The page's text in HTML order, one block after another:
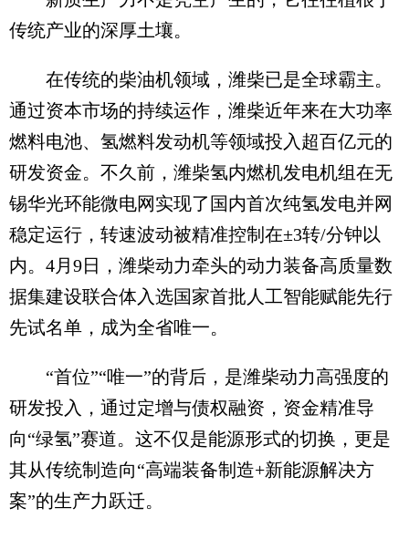
传统产业的深厚土壤。
在传统的柴油机领域，潍柴已是全球霸主。
通过资本市场的持续运作，潍柴近年来在大功率
燃料电池、氢燃料发动机等领域投入超百亿元的
研发资金。不久前，潍柴氢内燃机发电机组在无
锡华光环能微电网实现了国内首次纯氢发电并网
稳定运行，转速波动被精准控制在±3转/分钟以
内。4月9日，潍柴动力牵头的动力装备高质量数
据集建设联合体入选国家首批人工智能赋能先行
先试名单，成为全省唯一。
“首位”“唯一”的背后，是潍柴动力高强度的
研发投入，通过定增与债权融资，资金精准导
向“绿氢”赛道。这不仅是能源形式的切换，更是
其从传统制造向“高端装备制造+新能源解决方
案”的生产力跃迁。